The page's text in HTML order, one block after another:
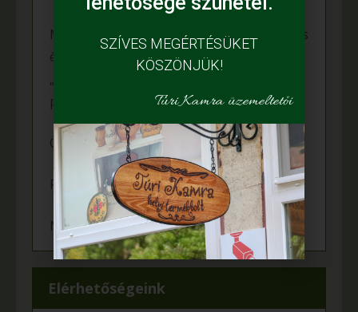
Mihalina Máté pàlyàzatot nyert a Kulturàlis
ès Innovàciós Minisztèrium àltal kiîrt
„Nemzet Fiatal Tehetsègeièrt Ösztöndîj”
programon
Örömünnep a Fehér tanyán
Felgyulladt a fény Murányi Éva tanyáján
Napelem került az Adamcsik tanyára
Elérhetőségeink
SZÍVES MEGÉRTÉSÜKET
KÖSZÖNJÜK!
Túri Kamra üzemeltetői